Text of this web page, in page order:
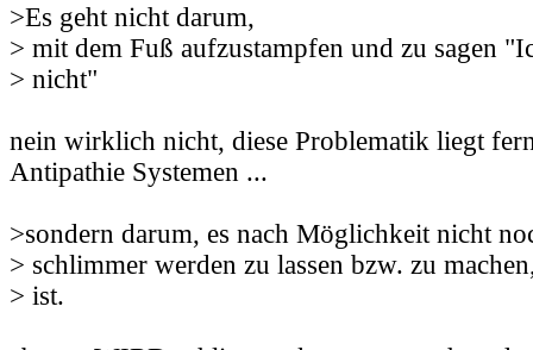
>Es geht nicht darum,
> mit dem Fuß aufzustampfen und zu sagen
> nicht"
nein wirklich nicht, diese Problematik liegt
Antipathie Systemen ...
>sondern darum, es nach Möglichkeit nicht
> schlimmer werden zu lassen bzw. zu
> ist.